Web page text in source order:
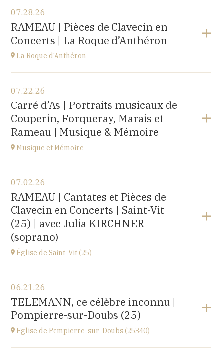
07.28.26
RAMEAU | Pièces de Clavecin en
Concerts | La Roque d’Anthéron
La Roque d'Anthéron
Cloître de l'Abbaye de Silvacane
at18H30
Go to site
07.22.26
Carré d’As | Portraits musicaux de
Couperin, Forqueray, Marais et
Rameau | Musique & Mémoire
Musique et Mémoire
Eglise de Faucogney-et-la-Mer
(70310)
at17H00
07.02.26
RAMEAU | Cantates et Pièces de
Clavecin en Concerts | Saint-Vit
(25) | avec Julia KIRCHNER
(soprano)
Église de Saint-Vit (25)
1 place de la Mairie,
25410 SAINT-VIT
at18H00
Go to site
06.21.26
TELEMANN, ce célèbre inconnu |
Pompierre-sur-Doubs (25)
Eglise de Pompierre-sur-Doubs (25340)